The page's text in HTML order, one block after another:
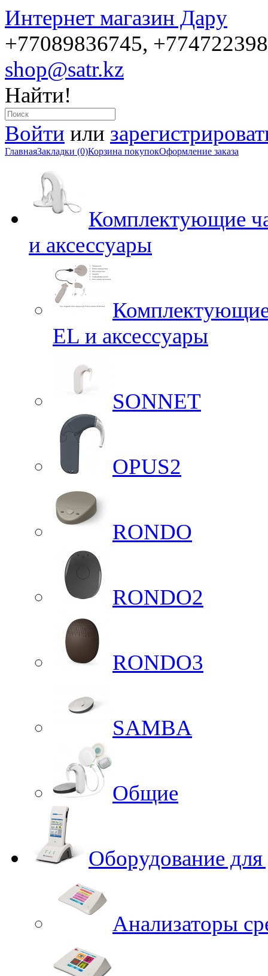
Интернет магазин Дару
+77089836745,
shop@satr.kz
Найти!
Войти или
ГлавнаяЗакладки (0)Корзина покупокОформление заказа
Комплектующие
и аксессуары
EL и аксессуары
SONNET
OPUS2
RONDO
RONDO2
RONDO3
SAMBA
Общие
Оборудование
Анализаторы